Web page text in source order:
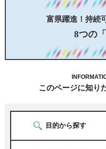
富県躍進！持続
8つの
このページに知り
目的から探す